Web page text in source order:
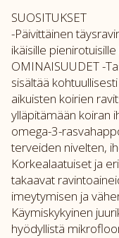
SUOSITUKSET
-Päivittäinen
ikäisille
OMINAISUUDET -
sisältää
aikuisten koirien
ylläpitämään koiran
omega-3-
terveiden nivelten,
Korkealaatuiset ja
takaavat
imeytymisen ja
Käymiskykyinen
hyödyllistä